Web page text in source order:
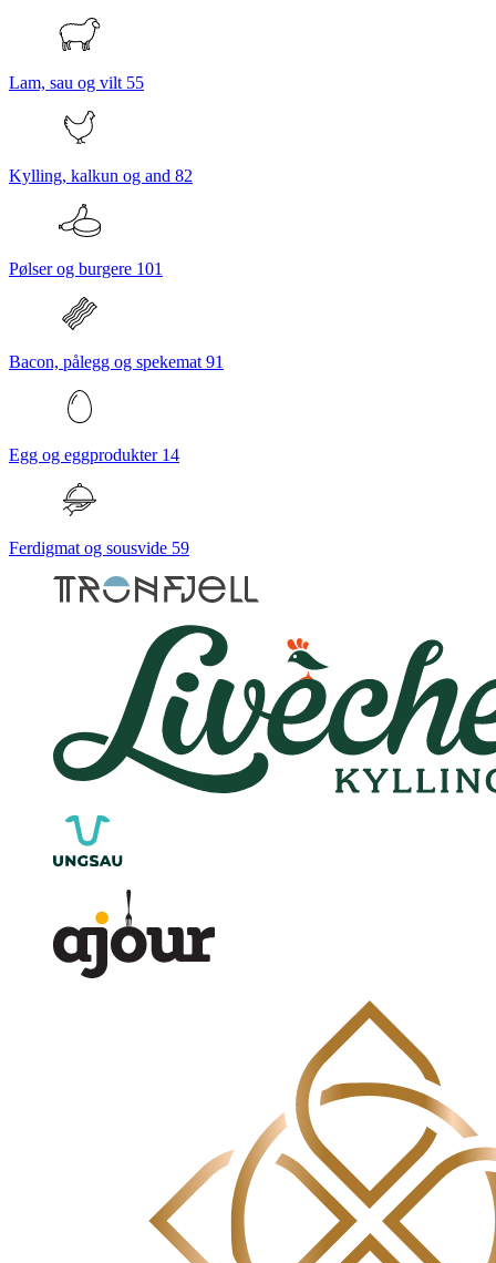
Lam, sau og vilt 55
Kylling, kalkun og and 82
Pølser og burgere 101
Bacon, pålegg og spekemat 91
Egg og eggprodukter 14
Ferdigmat og sousvide 59